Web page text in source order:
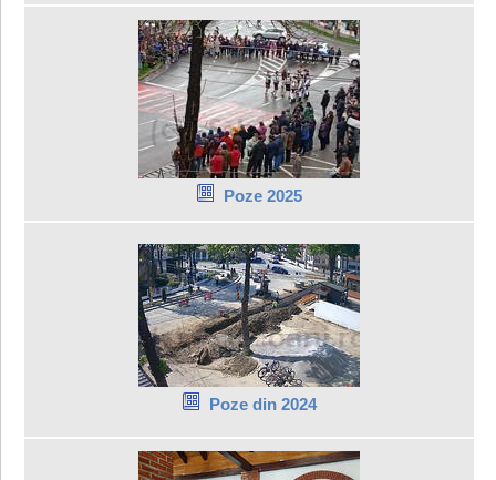
Poze 2025
Poze din 2024